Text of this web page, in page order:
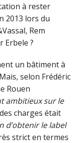
à rester
2013 lors du
Rem
Erbele ?
un bâtiment à
selon Frédéric
Rouen
ambitieux sur le
charges était
d’obtenir le label
strict en termes